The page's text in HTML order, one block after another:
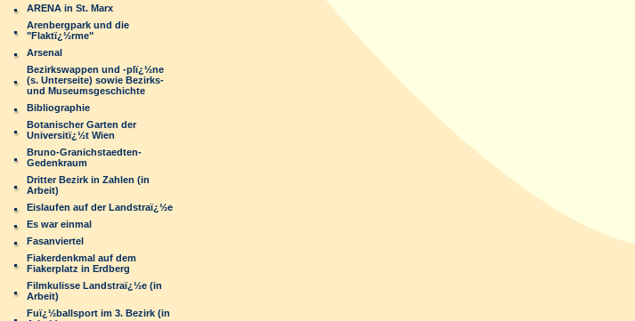
ARENA in St. Marx
Arenbergpark und die
"Flaktï¿½rme"
Arsenal
Bezirkswappen und -plï¿½ne
(s. Unterseite) sowie Bezirks-
und Museumsgeschichte
Bibliographie
Botanischer Garten der
Universitï¿½t Wien
Bruno-Granichstaedten-
Gedenkraum
Dritter Bezirk in Zahlen (in
Arbeit)
Eislaufen auf der Landstraï¿½e
Es war einmal
Fasanviertel
Fiakerdenkmal auf dem
Fiakerplatz in Erdberg
Filmkulisse Landstraï¿½e (in
Arbeit)
Fuï¿½ballsport im 3. Bezirk (in